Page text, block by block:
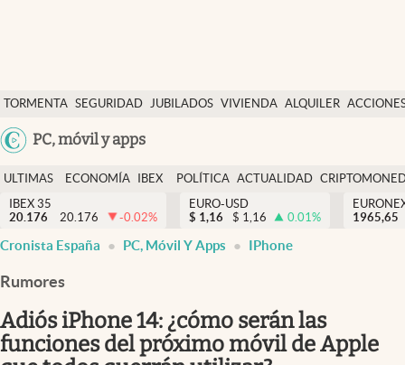
TORMENTA SEGURIDAD JUBILADOS VIVIENDA ALQUILER
USA
PC, móvil y apps
Economía y finanzas
Política
Actualidad
Criptomonedas
España
ULTIMAS
NOTICIAS
ECONOMÍA
FINANZAS
IBEX
EURO
POLÍTICA ACTUALIDAD
IBEX 35
20.176
20.176 -0.02%
EURO-USD
$ 1,16 $ 1,16 0.01%
1965,65
Cronista España PC, Móvil Y Apps IPhone
Rumores
Adiós iPhone 14: ¿cómo serán las
funciones del próximo móvil de Apple